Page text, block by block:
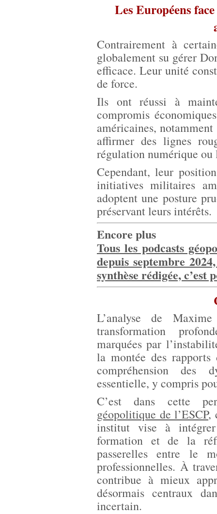
Les Européens
Contrairement à
globalement su gérer
efficace. Leur unité
de force.
Ils ont réussi à
compromis
américaines,
affirmer des lignes
régulation numérique
Cependant, leur
initiatives militaires
adoptent une posture
préservant leurs intérêts.
Encore plus
Tous les podcasts
depuis septembre
synthèse rédigée, c’est
L’analyse de
transformation
marquées par
la montée des
compréhension des
essentielle, y compris
C’est dans cette
géopolitique de l’ESCP,
institut vise à
formation et de la
passerelles entre le
professionnelles. À
contribue à mieux
désormais centraux
incertain.